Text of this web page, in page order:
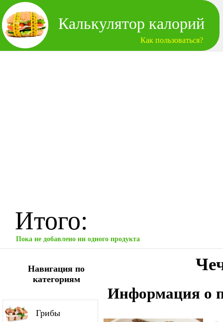
Калькулятор калорий
Как пользоваться?
Итого:
Пока не добавлено ни одного продукта
Навигация по
категориям
Грибы
Информация о